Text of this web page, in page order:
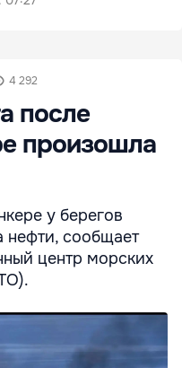
4 292
после
произошла
у берегов
нефти, сообщает
центр морских